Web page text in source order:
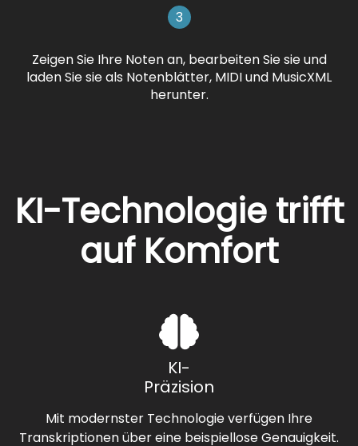
3
Zeigen Sie Ihre Noten an, bearbeiten Sie sie und
laden Sie sie als Notenblätter, MIDI und MusicXML
herunter.
KI-Technologie trifft
auf Komfort
KI-
Präzision
Mit modernster Technologie verfügen Ihre
Transkriptionen über eine beispiellose Genauigkeit.